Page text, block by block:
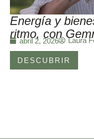
Energía y
ritmo, con
abril 2, 2026 Laura
DESCUBRIR